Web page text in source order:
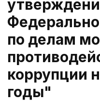
по делам
коррупции
годы"